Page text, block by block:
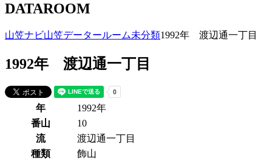
DATAROOM
山笠ナビ山笠データールーム未分類1992年 渡辺通一丁目
1992年 渡辺通一丁目
年
1992年
番山
10
流
渡辺通一丁目
種類
飾山